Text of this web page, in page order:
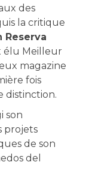
des
la critique
Reserva
élu Meilleur
magazine
fois
distinction.
son
projets
de son
del